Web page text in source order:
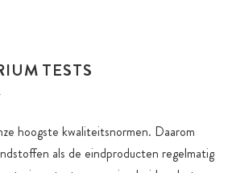
TESTS
hoogste kwaliteitsnormen. Daarom
als de eindproducten regelmatig